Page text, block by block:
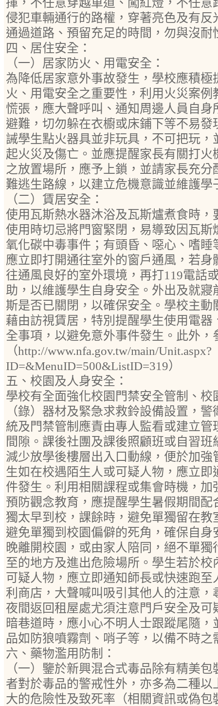
揮，不任意穿越車道、闖紅燈，不任意
侵犯車輛通行的路權，穿著亮色及有反
通過道路、預留充足的時間，勿與沒耐
四、居住安全：
（一）居家防火、用電安全：
為降低居家意外事故發生，學校應積極
火、用電安全之重要性，利用火災案
慌張，應大聲呼叫、通知周邊人員自
避難，切勿躲在衣櫥或床鋪下等不易
誡學生點火器具並非玩具，不可把玩
起火災及傷亡。並應提醒家長有關打
之放置場所，應予上鎖，並請家長充
難逃生路線，以建立危機意識並維護學
（二）賃居安全：
使用瓦斯熱水器沐浴及瓦斯爐煮食時，
使用時切忌將門窗緊閉，易導致因瓦斯
氧化碳中毒事件；有頭昏、噁心、嗜
應立即打開通往室外的窗戶通風，若
往通風良好的室外環境，再打119電話
助，以維護學生自身安全。外出及就
斯是否已關閉，以確保安全。學校主
藉由訪視賃居，特別提醒學生使用電
全事項，以避免意外事件發生。此外
（http://www.nfa.gov.tw/main/Unit.aspx?
ID=&MenuID=500&ListID=319）
五、校園及人身安全：
學校有全面強化校園門禁安全管制、校
（錄）器材及緊急求救鈴設備設置，
統及門禁管制應責由專人監看或建立
間隙。課後社團及課後照顧班或自習
減少放學後樓層出入口動線，便於加
生如在校遇陌生人或可疑人物，應立
件發生。利用相關課程或集會時機，
預防觀念教育，應提醒學生暑假期間
獨太早到校，課餘時，避免單獨留在
避免單獨到校園偏僻的死角，確保自
晚離開校園，或由家人陪同，絕不單
至的地方及進出危險場所。學生若於
可疑人物，應立即通知師長或快速跑
利商店，大聲喊叫吸引其他人的注意，
夜間返回租屋處尤須注意門戶安全及
暗巷道時，應小心不明人士跟蹤尾隨
品如防狼噴霧劑、哨子等，以備不時之
六、藥物濫用防制：
（一）鑒於新興混合式毒品除有精美
者對於毒品的警戒性外，亦多為二種
大的危險性及致死率（相關資訊或偽